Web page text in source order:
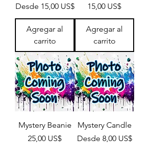
Desde 15,00 US$
Precio de oferta
Agregar al
carrito
Precio
15,00 US$
Agregar al
carrito
Mystery Beanie
Precio
25,00 US$
Mystery Candle
Desde 8,00 US$
Precio de oferta